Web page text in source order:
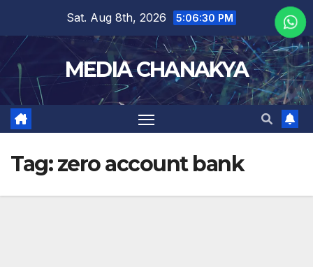
Sat. Aug 8th, 2026 5:06:30 PM
MEDIA CHANAKYA
Tag:zero account bank